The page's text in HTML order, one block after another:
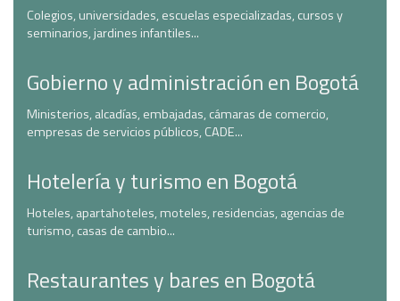
Colegios, universidades, escuelas especializadas, cursos y
seminarios, jardines infantiles...
Gobierno y administración en Bogotá
Ministerios, alcadías, embajadas, cámaras de comercio,
empresas de servicios públicos, CADE...
Hotelería y turismo en Bogotá
Hoteles, apartahoteles, moteles, residencias, agencias de
turismo, casas de cambio...
Restaurantes y bares en Bogotá